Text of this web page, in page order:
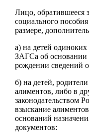
Лицо, обратившееся
социального
размере,
а) на детей одиноких
ЗАГСа об основании
рождении сведений
б) на детей,
алиментов, либо в
законодательством
взыскание
оснований
документов: